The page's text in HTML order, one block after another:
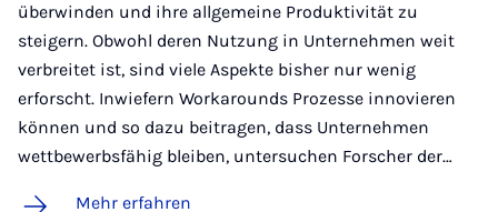
überwinden und ihre allgemeine Produktivität zu
steigern. Obwohl deren Nutzung in Unternehmen weit
verbreitet ist, sind viele Aspekte bisher nur wenig
erforscht. Inwiefern Workarounds Prozesse innovieren
können und so dazu beitragen, dass Unternehmen
wettbewerbsfähig bleiben, untersuchen Forscher der…
Mehr erfahren